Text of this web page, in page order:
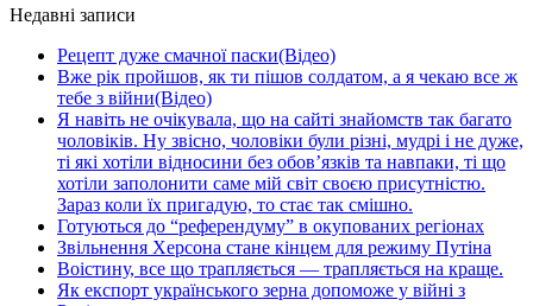
Недавні записи
Рецепт дуже смачної паски(Відео)
Вже рік пройшов, як ти пішов солдатом, а я чекаю все ж
тебе з війни(Відео)
Я навіть не очікувала, що на сайті знайомств так багато
чоловіків. Ну звісно, чоловіки були різні, мудрі і не дуже,
ті які хотіли відносини без обов’язків та навпаки, ті що
хотіли заполонити саме мій світ своєю присутністю.
Зараз коли їх пригадую, то стає так смішно.
Готуються до “референдуму” в окупованих регіонах
Звільнення Херсона стане кінцем для режиму Путіна
Воістину, все що трапляється — трапляється на краще.
Як експорт українського зерна допоможе у війні з